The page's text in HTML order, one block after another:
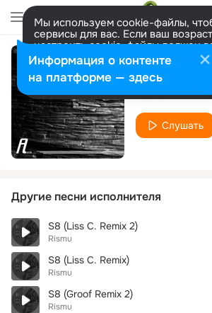
Мы используем cookie-файлы,
сервисы для вас. Если ваш
настроить cookie-файлы должен
представитель. Больше
Разрешить все Настроить
Rismu
Слушать
Другие песни исполнителя
S8 (Liss C. Remix 2)
Rismu
S8 (Liss C. Remix)
Rismu
S8 (Groof Remix 2)
Rismu
Информация о контенте
на платформе — здесь